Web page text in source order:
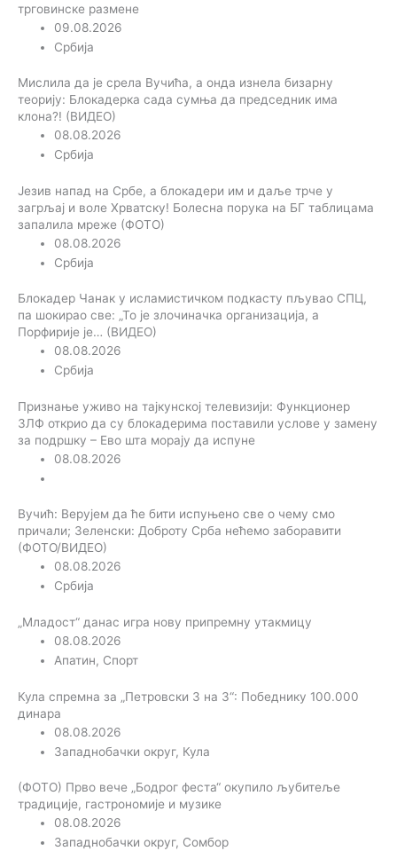
трговинске размене
09.08.2026
Србија
Мислила да је срела Вучића, а онда изнела бизарну
теорију: Блокадерка сада сумња да председник има
клона?! (ВИДЕО)
08.08.2026
Србија
Језив напад на Србе, а блокадери им и даље трче у
загрљај и воле Хрватску! Болесна порука на БГ таблицама
запалила мреже (ФОТО)
08.08.2026
Србија
Блокадер Чанак у исламистичком подкасту пљувао СПЦ,
па шокирао све: „То је злочиначка организација, а
Порфирије је… (ВИДЕО)
08.08.2026
Србија
Признање уживо на тајкунској телевизији: Функционер
ЗЛФ открио да су блокадерима поставили услове у замену
за подршку – Ево шта морају да испуне
08.08.2026
Вучић: Верујем да ће бити испуњено све о чему смо
причали; Зеленски: Доброту Срба нећемо заборавити
(ФОТО/ВИДЕО)
08.08.2026
Србија
„Младост“ данас игра нову припремну утакмицу
08.08.2026
Апатин, Спорт
Кула спремна за „Петровски 3 на 3“: Победнику 100.000
динара
08.08.2026
Западнобачки округ, Кула
(ФОТО) Прво вече „Бодрог феста“ окупило љубитеље
традиције, гастрономије и музике
08.08.2026
Западнобачки округ, Сомбор